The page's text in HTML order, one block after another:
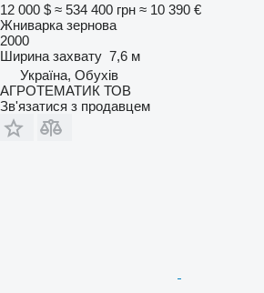
12 000 $ ≈ 534 400 грн ≈ 10 390 €
Жниварка зернова
2000
Ширина захвату 7,6 м
Україна, Обухів
АГРОТЕМАТИК ТОВ
Зв'язатися з продавцем